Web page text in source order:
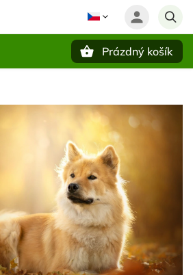
Prázdný košík